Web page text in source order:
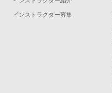
インストラクター募集